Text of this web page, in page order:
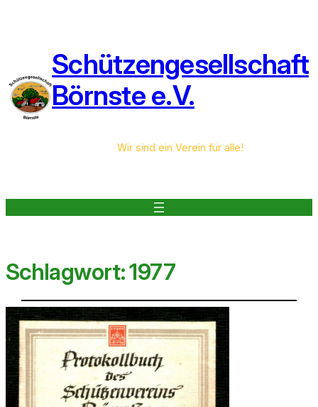
Schützengesellschaft
Börnste e.V.
Wir sind ein Verein für alle!
Schlagwort:1977